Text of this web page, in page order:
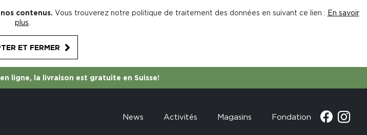
contenus. Vous trouverez notre politique de traitement des données en suivant ce lien : En savoir
plus
ET FERMER
ligne, la livraison est gratuite en Suisse!
News Activités Magasins Fondation